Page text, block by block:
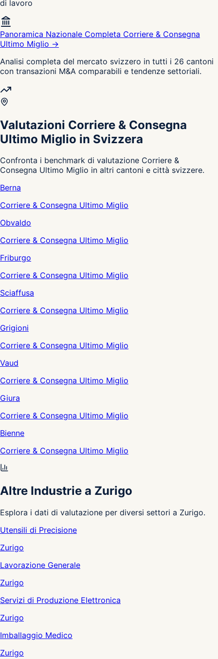
di lavoro
Panoramica Nazionale Completa Corriere & Consegna
Ultimo Miglio →
Analisi completa del mercato svizzero in tutti i 26 cantoni
con transazioni M&A comparabili e tendenze settoriali.
Valutazioni Corriere & Consegna
Ultimo Miglio in Svizzera
Confronta i benchmark di valutazione Corriere &
Consegna Ultimo Miglio in altri cantoni e città svizzere.
Berna
Corriere & Consegna Ultimo Miglio
Obvaldo
Corriere & Consegna Ultimo Miglio
Friburgo
Corriere & Consegna Ultimo Miglio
Sciaffusa
Corriere & Consegna Ultimo Miglio
Grigioni
Corriere & Consegna Ultimo Miglio
Vaud
Corriere & Consegna Ultimo Miglio
Giura
Corriere & Consegna Ultimo Miglio
Bienne
Corriere & Consegna Ultimo Miglio
Altre Industrie a Zurigo
Esplora i dati di valutazione per diversi settori a Zurigo.
Utensili di Precisione
Zurigo
Lavorazione Generale
Zurigo
Servizi di Produzione Elettronica
Zurigo
Imballaggio Medico
Zurigo